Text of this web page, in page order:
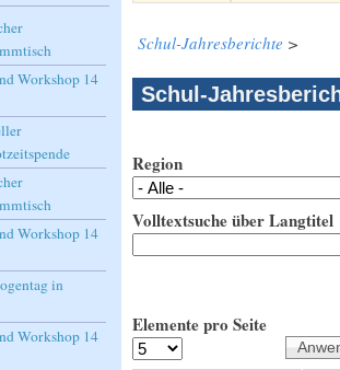
Schul-Jahresberichte >
Schul-
Region
Volltextsuche über Langtitel
Elemente pro Seite
Workshop 14
Workshop 14
in
Workshop 14